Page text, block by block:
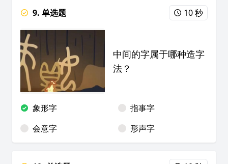
9. 单选题 10 秒
中间的字属于哪种造字
法？
象形字
指事字
会意字
形声字